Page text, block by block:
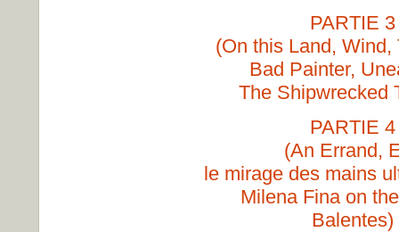
PARTIE 3
(On this Land, Wind,
Bad Painter,
The Shipwrecked
PARTIE 4
(An Errand,
le mirage des mains
Milena Fina on
Balentes)